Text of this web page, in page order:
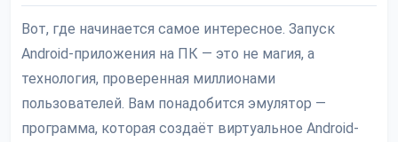
Вот, где начинается самое интересное. Запуск
Android-приложения на ПК — это не магия, а
технология, проверенная миллионами
пользователей. Вам понадобится эмулятор —
программа, которая создаёт виртуальное Android-